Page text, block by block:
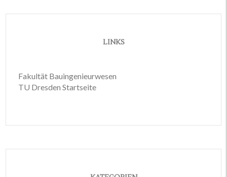
LINKS
Fakultät Bauingenieurwesen
TU Dresden Startseite